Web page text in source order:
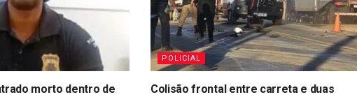
morto dentro de
POLICIAL
Colisão frontal entre carreta e duas